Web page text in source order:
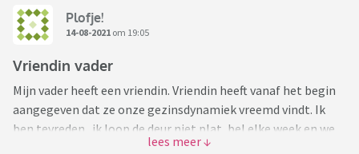
Plofje!
14-08-2021 om 19:05
Vriendin vader
Mijn vader heeft een vriendin. Vriendin heeft vanaf het begin
aangegeven dat ze onze gezinsdynamiek vreemd vindt. Ik
ben tevreden...ik loop de deur niet plat, bel elke week en we
zien elkaar zo'n 6x per jaar. Voldoende voor mij. Maar die